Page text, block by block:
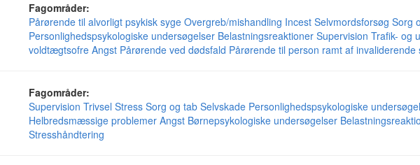
Fagområder:
Pårørende til alvorligt psykisk syge Overgreb/mishandling Incest Selvmordsforsøg Sorg
Personlighedspsykologiske undersøgelser Belastningsreaktioner Supervision Trafik- og
voldtægtsofre Angst Pårørende ved dødsfald Pårørende til person ramt af invaliderende
Fagområder:
Supervision Trivsel Stress Sorg og tab Selvskade Personlighedspsykologiske
Helbredsmæssige problemer Angst Børnepsykologiske undersøgelser
Stresshåndtering